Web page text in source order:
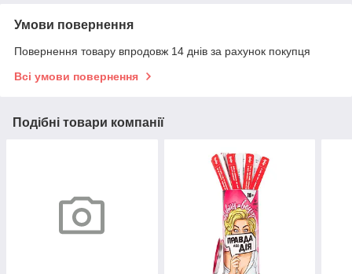
Умови повернення
Повернення товару впродовж 14 днів за рахунок покупця
Всі умови повернення
Подібні товари компанії